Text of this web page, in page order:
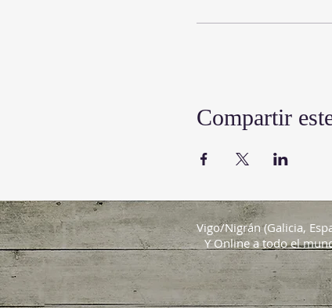
Compartir
Vigo/Nigrán (Galicia,
Y Online a todo el